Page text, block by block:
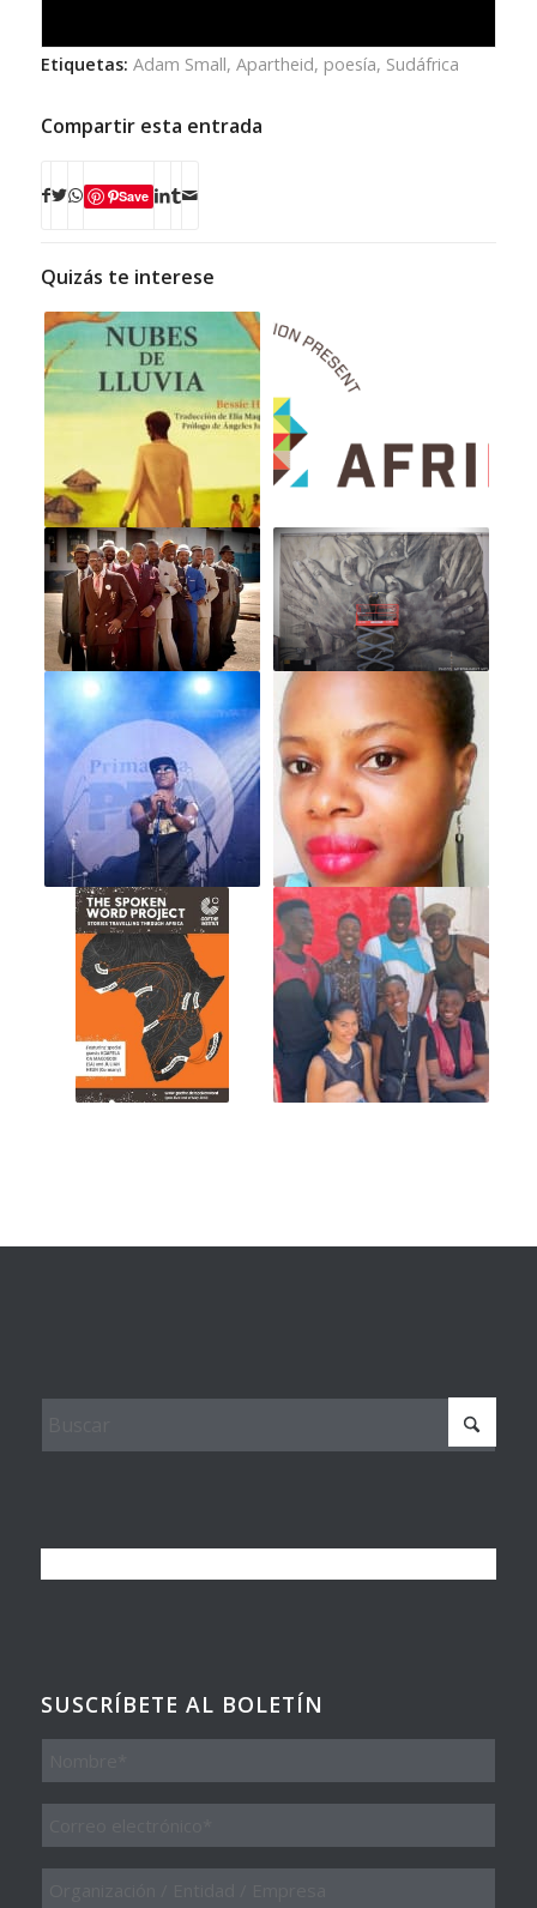
Etiquetas: Adam Small, Apartheid, poesía, Sudáfrica
Compartir esta entrada
Save
Quizás te interese
SUSCRÍBETE AL BOLETÍN
Nombre